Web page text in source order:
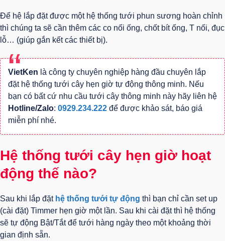
Để hệ lắp đặt được một hệ thống tưới phun sương hoàn chỉnh
thì chúng ta sẽ cần thêm các co nối ống, chốt bít ống, T nối, đục
lỗ… (giúp gắn kết các thiết bị).
VietKen là công ty chuyên nghiệp hàng đầu chuyên lắp
đặt hệ thống tưới cây hẹn giờ tự động thông minh. Nếu
bạn có bất cứ nhu cầu tưới cây thông minh này hãy liên hệ
Hotline/Zalo: 0929.234.222 để được khảo sát, báo giá
miễn phí nhé.
Hệ thống tưới cây hẹn giờ hoạt
động thế nào?
Sau khi lắp đặt hệ thống tưới tự động thì bạn chỉ cần set up
(cài đặt) Timmer hẹn giờ một lần. Sau khi cài đặt thì hệ thống
sẽ tự động Bật/Tắt để tưới hàng ngày theo một khoảng thời
gian định sẵn.